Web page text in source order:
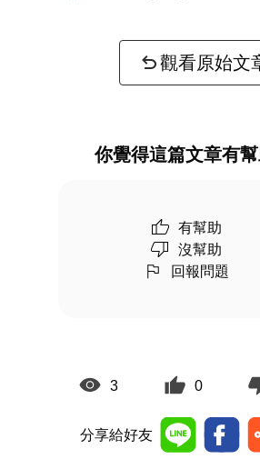
觀看原始文
你覺得這篇文章有幫
有幫助
沒幫助
回報問題
3 0
分享給好友